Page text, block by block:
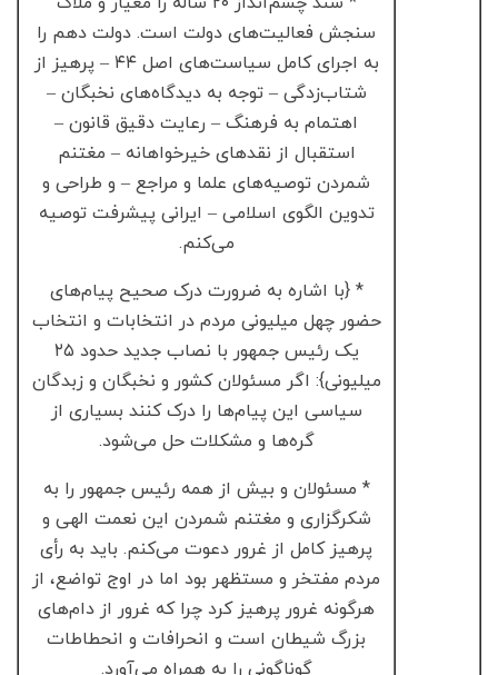
سنجش فعالیت‌های دولت است. دولت دهم را
به اجرای کامل سیاست‌های اصل ۴۴ – پرهیز از
شتاب‌زدگی – توجه به دیدگاه‌های نخبگان –
اهتمام به فرهنگ – رعایت دقیق قانون –
استقبال از نقدهای خیرخواهانه – مغتنم
شمردن توصیه‌های علما و مراجع – و طراحی و
تدوین الگوی اسلامی – ایرانی پیشرفت توصیه
می‌کنم.
* {با اشاره به ضرورت درک صحیح پیام‌های
حضور چهل میلیونی مردم در انتخابات و انتخاب
یک رئیس جمهور با نصاب جدید حدود ۲۵
میلیونی}: اگر مسئولان کشور و نخبگان و زبدگان
سیاسی این پیام‌ها را درک کنند بسیاری از
گره‌ها و مشکلات حل می‌شود.
* مسئولان و بیش از همه رئیس جمهور را به
شکرگزاری و مغتنم شمردن این نعمت الهی و
پرهیز کامل از غرور دعوت می‌کنم. باید به رأی
مردم مفتخر و مستظهر بود اما در اوج تواضع، از
هرگونه غرور پرهیز کرد چرا که غرور از دام‌های
بزرگ شیطان است و انحرافات و انحطاطات
گوناگونی را به همراه می‌آورد.